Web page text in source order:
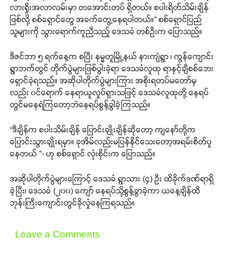
လားရှိုးအလာလမ်းမှာ တအောင်းတပ် ရှိတယ်။ စပါးရိတ်သိမ်းချိန်
ဖြစ်လို့ စစ်ရှောင်တွေ အခက်တွေ့နေရပါတယ်။” စစ်ရှောင်ပြည်
သူများကို သွားရောက်ကူညီသည့် ဒေသခံ တစ်ဦးက ပြောသည်။
ဒီဇင်ဘာ ၅ ရက်နေ့က စပြီး နမ္မတူမြို့နယ် နားကျဲရွာ ၊ ကွန်ကျောင်း
ရွာဘက်တွင် တိုက်ပွဲများဖြစ်ပွါးခဲ့ရာ ဒေသခံလူထု ရာနှင့်ချီစစ်ဘေး
ရှောင်ခဲ့ရသည်။ အဆိုပါတိုက်ပွဲများကြား အစိုးရတပ်မတော်မှ
လည်း ၀င်ရောက် နေရာယူလှုပ်ရှားသဖြင့် ဒေသခံလူထုတို့ နေရပ်
တွင်မနေရဲကြတော့ဘဲနေရပ်စွန့်ခွါခဲ့ကြသည်။
“ဒီချိန်က စပါးသိမ်းချိန် ပြောင်းချိုးချိန်ဆိုတော့ ကျနော်တို့က
ပြောင်းသွားချိုးရမှာ။ ခုအိမ်လည်းမပြန်နိုင်သေးတော့အရမ်းစိတ်ပူ
နေတယ် ”- ဟု စစ်ရှောင် လုံးစိုင်းက ပြောသည်။
အဆိုပါတိုက်ပွဲများကြောင့် ဒေသခံ ရွာသား (၄) ဦး ထိခိုက်ဒဏ်ရာရှိ
ခဲ့ပြီး၊ ဒေသခံ (၂၀၀) ကျော် နေရပ်သို့စွန့်ခွာခဲ့ကာ ယနေ့ချိန်ထိ
ဘုန်းကြီးကျောင်းတွင်ခိုလှုံနေကြရသည်။
Leave a Comments